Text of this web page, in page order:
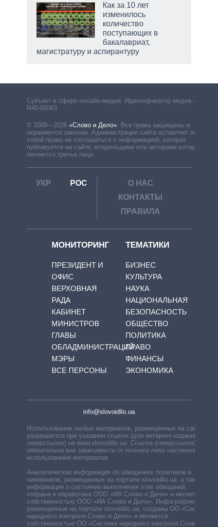
Как за 10 лет
изменилось
количество
поступающих в
бакалавриат,
магистратуру и аспирантуру
Субъект в сфере онлайн-медиа. Идентификатор медиа –
R40-05063
© 2009—2026 «Слово и Дело» Все права защищены и
охраняются законом. Администрация сайта оставляет за
собой право не соглашаться с информацией, которая
публикуется на сайте, владельцами или авторами которой
являются третьи лица.
УКР РОС
О НАС
КОНТАКТЫ
ПРАВИЛА
МОНИТОРИНГ
ПРЕЗИДЕНТ И
ОФИС
ВЕРХОВНАЯ
РАДА
КАБИНЕТ
МИНИСТРОВ
ГЛАВЫ
ОБЛАДМИНИСТРАЦИЙ
МЭРЫ
ВСЕ ПЕРСОНЫ
ТЕМАТИКИ
БИЗНЕС
КУЛЬТУРА
НАУКА
НАЦИОНАЛЬНАЯ
БЕЗОПАСНОСТЬ
ОБЩЕСТВО
ПОЛИТИКА
ПРАВО
ФИНАНСЫ
ЭКОНОМИКА
info@slovoidilo.ua
Использование любых материалов, размещённых на сайте,
разрешается при указании ссылки (для интернет-изданий —
гиперссылки) на www.slovoidilo.ua. Ссылка (гиперссылка)
обязательна вне зависимости от полного либо частичного
использования материалов.
Аналитическая информация об обещаниях политиков и
чиновников, размещенных на портале slovoidilo.ua, а также
информация о состоянии выполнения этих обещаний,
собрана и обработана ООО «ИА Слово и Дело» и является
собственностью ООО «ИА Слово и Дело». Инфографики,
размещенные на портале slovoidilo.ua, созданы ОО «Система
народного контроля Слово и Дело» и являются
собственностью ОО «Система народного контроля Слово и